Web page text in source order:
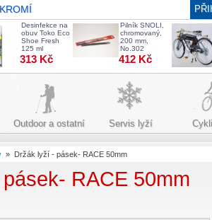
Desinfekce na
obuv Toko Eco
Shoe Fresh
125 ml
313 Kč
Pilník SNOLI,
chromovaný,
200 mm,
No.302
412 Kč
Outdoor a ostatní Servis lyží
» Držák lyží - pásek- RACE 50mm
RACE 50mm